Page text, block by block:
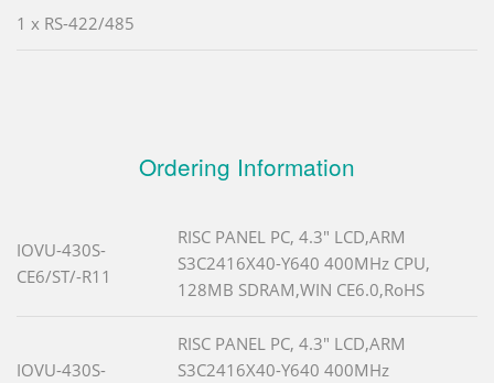
1 x RS-422/485
Ordering Information
IOVU-430S-
CE6/ST/-R11
RISC PANEL PC, 4.3" LCD,ARM
S3C2416X40-Y640 400MHz CPU,
128MB SDRAM,WIN CE6.0,RoHS
IOVU-430S-
RISC PANEL PC, 4.3" LCD,ARM
S3C2416X40-Y640 400MHz